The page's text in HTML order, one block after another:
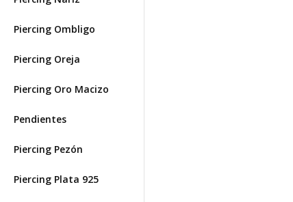
Piercing Ombligo
Piercing Oreja
Piercing Oro Macizo
Pendientes
Piercing Pezón
Piercing Plata 925